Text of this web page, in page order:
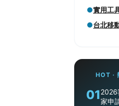
●實用工
●台北移
HOT ·
012026
家申